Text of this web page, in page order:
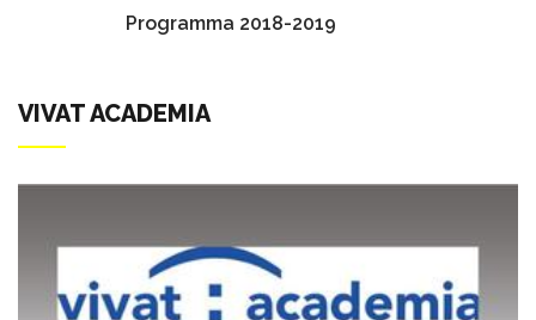
Programma 2018-2019
VIVAT ACADEMIA